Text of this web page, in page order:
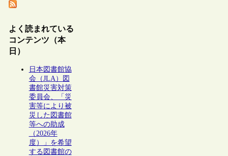
よく読まれている
コンテンツ（本
日）
日本図書館協
会（JLA）図
書館災害対策
委員会、「災
害等により被
災した図書館
等への助成
（2026年
度）」を希望
する図書館の